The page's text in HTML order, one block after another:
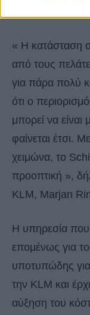
« Η κατάσταση
από τους
για πάρα πολύ
ότι ο
μπορεί να
φαίνεται έτσι.
χειμώνα, το
προοπτική »,
KLM, Marjan
Η υπηρεσία που
επομένως για
υποτυπώδης
την KLM και
αύξηση του